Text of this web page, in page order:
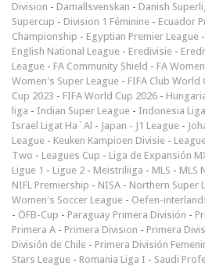
Division - Damallsvenskan - Danish
Supercup - Division 1 Féminine - Ecuador
Championship - Egyptian Premier League -
English National League - Eredivisie -
League - FA Community Shield - FA
Women's Super League - FIFA Club World
Cup 2023 - FIFA World Cup 2026 -
liga - Indian Super League - Indonesia
Israel Ligat Ha`Al - Japan - J1 League -
League - Keuken Kampioen Divisie -
Two - Leagues Cup - Liga de Expansión
Ligue 1 - Ligue 2 - Meistriliiga - MLS - MLS
NIFL Premiership - NISA - Northern Super
Women's Soccer League - Oefen-
- ÖFB-Cup - Paraguay Primera División -
Primera A - Primera Division - Primera
División de Chile - Primera División
Stars League - Romania Liga I - Saudi